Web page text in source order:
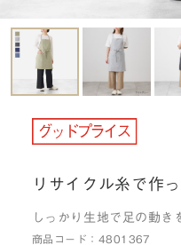
リサイクル糸で作
しっかり生地で足の動き
商品コード： 4801367